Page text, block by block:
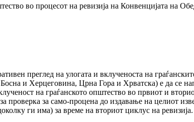
во процесот на ревизија на Конвенцијата
преглед на улогата и вклученоста на
и Херцеговина, Црна Гора и Хрватска) е да се
на граѓанското општество во првиот и
проверка за само-процена до издавање на целиот
ги има) за време на вториот циклус на ревизија.